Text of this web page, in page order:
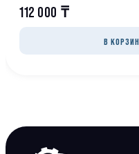
112 000 ₸
В